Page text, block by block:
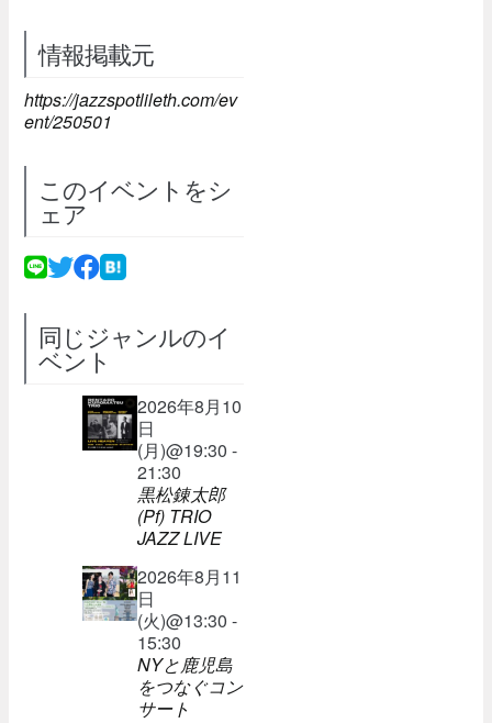
情報掲載元
https://jazzspotlileth.com/ev
ent/250501
このイベントをシ
ェア
同じジャンルのイ
ベント
2026年8月10
日
(月)@19:30 -
21:30
黒松錬太郎
(Pf) TRIO
JAZZ LIVE
2026年8月11
日
(火)@13:30 -
15:30
NYと鹿児島
をつなぐコン
サート